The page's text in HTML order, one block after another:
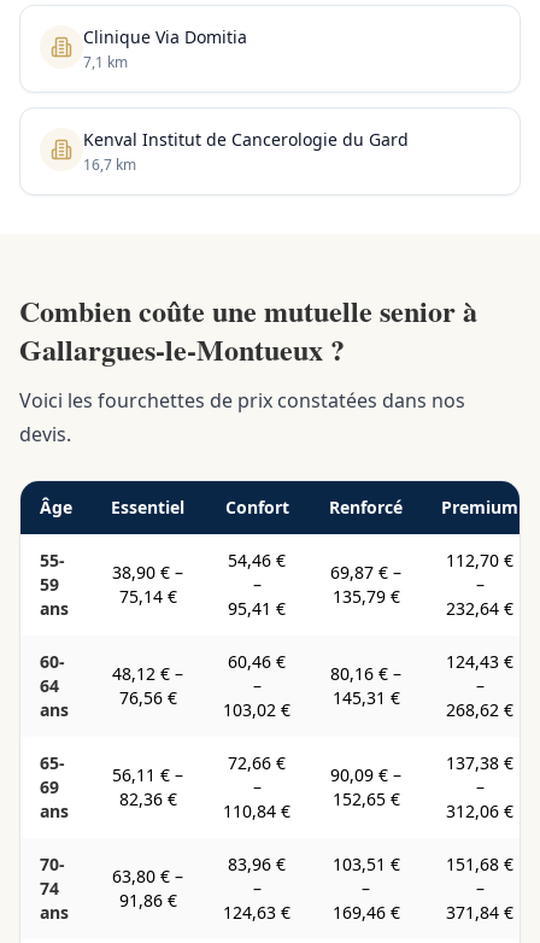
Clinique Via Domitia
7,1 km
Kenval Institut de Cancerologie du Gard
16,7 km
Combien coûte une mutuelle senior à
Gallargues-le-Montueux ?
Voici les fourchettes de prix constatées dans nos
devis.
Âge Essentiel Confort Renforcé Premium
55-
59
ans
38,90 € –
75,14 €
54,46 €
–
95,41 €
69,87 € –
135,79 €
112,70 €
–
232,64 €
60-
64
ans
48,12 € –
76,56 €
60,46 €
–
103,02 €
80,16 € –
145,31 €
124,43 €
–
268,62 €
65-
69
ans
56,11 € –
82,36 €
72,66 €
–
110,84 €
90,09 € –
152,65 €
137,38 €
–
312,06 €
70-
74
ans
63,80 € –
91,86 €
83,96 €
–
124,63 €
103,51 €
–
169,46 €
151,68 €
–
371,84 €